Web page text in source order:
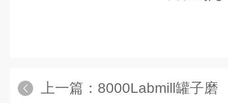
上一篇： 8000Labmill罐子磨